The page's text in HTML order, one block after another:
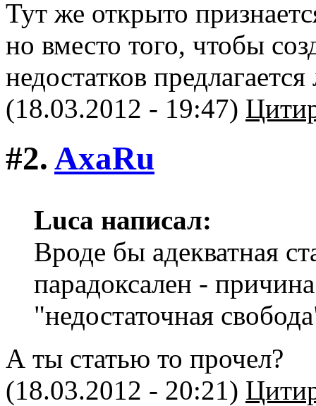
Тут же открыто
но вместо того, чтобы
недостатков
(18.03.2012 - 19:47)
#2. AxaRu
Luca написал:
Вроде бы адекватная
парадоксален -
"недостаточная
А ты статью то прочел?
(18.03.2012 - 20:21)